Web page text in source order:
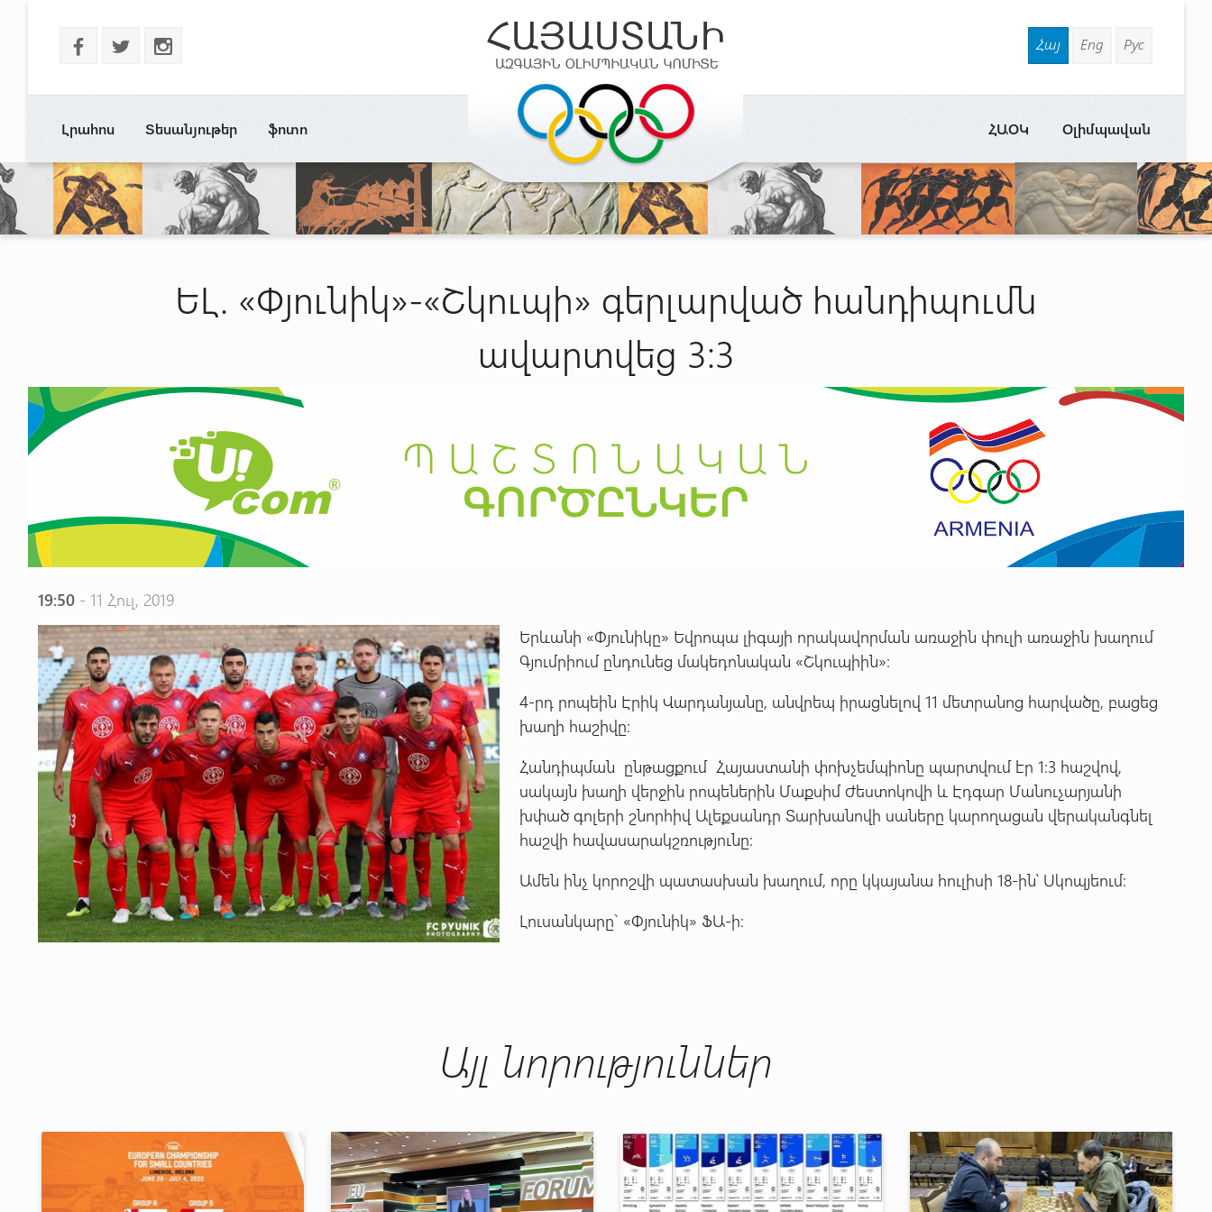
b a x Հայ Eng Рус
Լրահոս Տեսանյութեր ֆոտո Օլիմպավան
ՀԱՕԿ
ԵԼ. «Փյունիկ»-«Շկուպի» գերլարված հանդիպումն
ավարտվեց 3:3
19:50 - 11 Հուլ, 2019
Երևանի «Փյունիկը» Եվրոպա լիգայի որակավորման առաջին փուլի առաջին խաղում
Գյումրիում ընդունեց մակեդոնական «Շկուպիին»:
4-րդ րոպեին Էրիկ Վարդանյանը, անվրեպ իրացնելով 11 մետրանոց հարվածը, բացեց
խաղի հաշիվը:
Հանդիպման ընթացքում Հայաստանի փոխչեմպիոնը պարտվում էր 1:3 հաշվով,
սակայն խաղի վերջին րոպեներին Մաքսիմ Ժեստոկովի և Էդգար Մանուչարյանի
խփած գոլերի շնորհիվ Ալեքսանդր Տարխանովի սաները կարողացան վերականգնել
հաշվի հավասարակշռությունը:
Ամեն ինչ կորոշվի պատասխան խաղում, որը կկայանա հուլիսի 18-ին՝ Սկոպյեում:
Լուսանկարը` «Փյունիկ» ՖԱ-ի։
Այլ նորություններ